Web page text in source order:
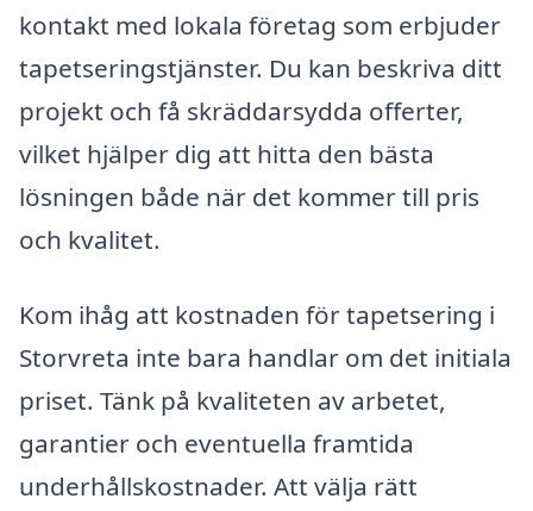
kontakt med lokala företag som erbjuder
tapetseringstjänster. Du kan beskriva ditt
projekt och få skräddarsydda offerter,
vilket hjälper dig att hitta den bästa
lösningen både när det kommer till pris
och kvalitet.
Kom ihåg att kostnaden för tapetsering i
Storvreta inte bara handlar om det initiala
priset. Tänk på kvaliteten av arbetet,
garantier och eventuella framtida
underhållskostnader. Att välja rätt